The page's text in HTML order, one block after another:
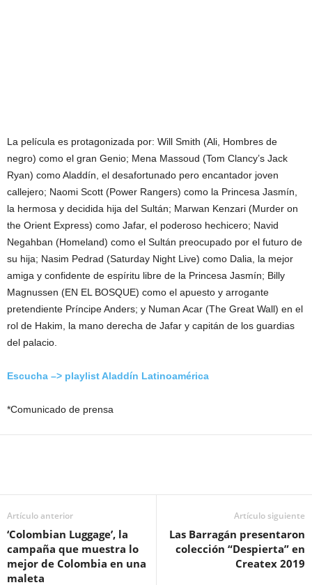
La película es protagonizada por: Will Smith (Ali, Hombres de
negro) como el gran Genio; Mena Massoud (Tom Clancy’s Jack
Ryan) como Aladdín, el desafortunado pero encantador joven
callejero; Naomi Scott (Power Rangers) como la Princesa Jasmín,
la hermosa y decidida hija del Sultán; Marwan Kenzari (Murder on
the Orient Express) como Jafar, el poderoso hechicero; Navid
Negahban (Homeland) como el Sultán preocupado por el futuro de
su hija; Nasim Pedrad (Saturday Night Live) como Dalia, la mejor
amiga y confidente de espíritu libre de la Princesa Jasmín; Billy
Magnussen (EN EL BOSQUE) como el apuesto y arrogante
pretendiente Príncipe Anders; y Numan Acar (The Great Wall) en el
rol de Hakim, la mano derecha de Jafar y capitán de los guardias
del palacio.
Escucha –> playlist Aladdín Latinoamérica
*Comunicado de prensa
Artículo anterior
‘Colombian Luggage’, la
campaña que muestra lo
mejor de Colombia en una
maleta
Artículo siguiente
Las Barragán presentaron
colección “Despierta” en
Createx 2019